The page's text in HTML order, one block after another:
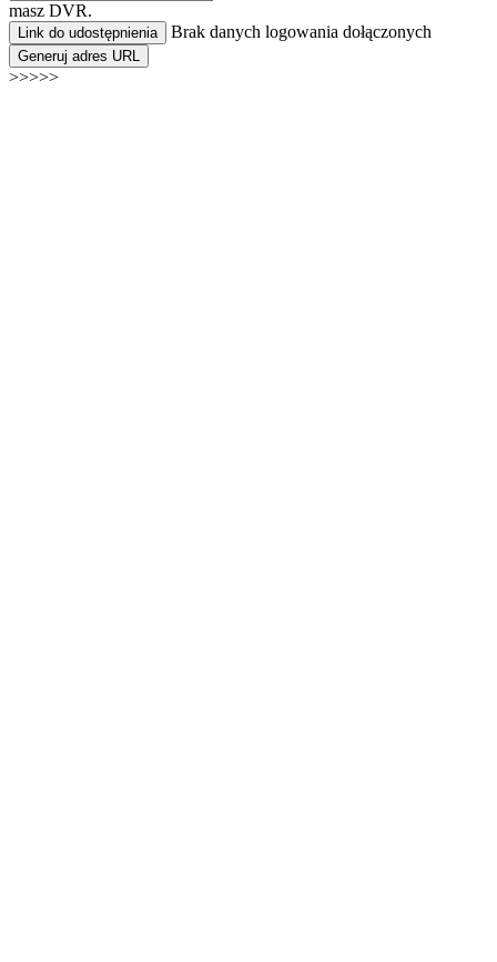
masz DVR.
Link do udostępnienia Brak danych logowania dołączonych
Generuj adres URL
>>>>>